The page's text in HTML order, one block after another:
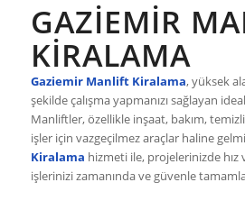
GAZIEMIR
KIRALAMA
Gaziemir Manlift Kiralama, yüksek
şekilde çalışma yapmanızı sağlayan
Manliftler, özellikle inşaat, bakım,
işler için vazgeçilmez araçlar haline
Kiralama hizmeti ile, projelerinizde
işlerinizi zamanında ve güvenle